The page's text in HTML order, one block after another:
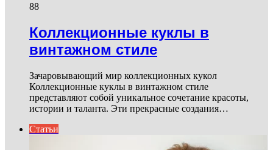
88
Коллекционные куклы в
винтажном стиле
Зачаровывающий мир коллекционных кукол
Коллекционные куклы в винтажном стиле
представляют собой уникальное сочетание красоты,
истории и таланта. Эти прекрасные создания…
Статьи